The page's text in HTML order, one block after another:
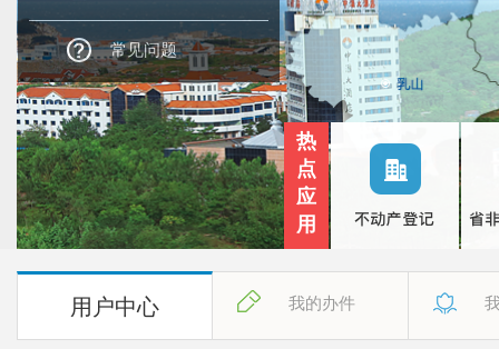
常见问题
热
点
应
用
用户中心 我的办件